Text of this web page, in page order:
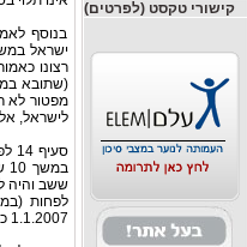
קישורי טקסט (לפרטים)
בנוסף
ישראל
(שתובא
מפטור לא
לישראל,
1.1.2007 כמתנה פטורה ממס לפי סעיף 97(א)(5) לפקודה.